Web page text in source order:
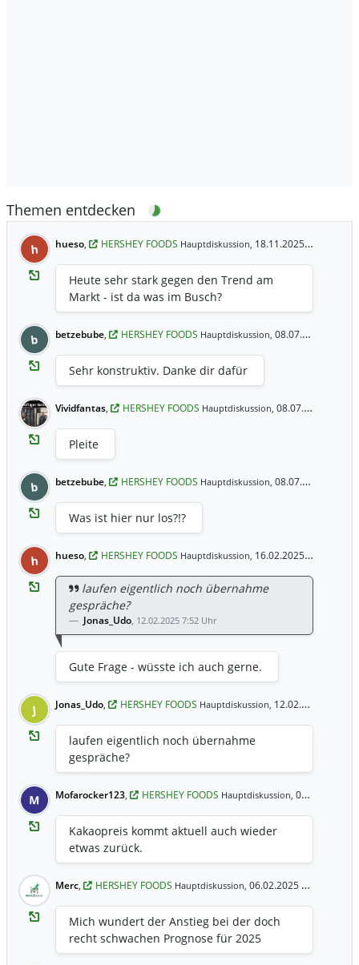
Themen entdecken
h hueso, HERSHEY FOODS Hauptdiskussion, 18.11.2025 17:41 Uhr
Heute sehr stark gegen den Trend am
Markt - ist da was im Busch?
b betzebube, HERSHEY FOODS Hauptdiskussion, 08.07.2025 17:14 Uhr
Sehr konstruktiv. Danke dir dafür
Vividfantas, HERSHEY FOODS Hauptdiskussion, 08.07.2025 16:51 Uhr
Pleite
b betzebube, HERSHEY FOODS Hauptdiskussion, 08.07.2025 16:45 Uhr
Was ist hier nur los?!?
h hueso, HERSHEY FOODS Hauptdiskussion, 16.02.2025 18:36 Uhr
laufen eigentlich noch übernahme
gespräche?
Jonas_Udo, 12.02.2025 7:52 Uhr
Gute Frage - wüsste ich auch gerne.
J Jonas_Udo, HERSHEY FOODS Hauptdiskussion, 12.02.2025 7:52 Uhr
laufen eigentlich noch übernahme
gespräche?
M Mofarocker123, HERSHEY FOODS Hauptdiskussion, 07.02.2025 6:22 Uhr
Kakaopreis kommt aktuell auch wieder
etwas zurück.
Merc, HERSHEY FOODS Hauptdiskussion, 06.02.2025 15:15 Uhr
Mich wundert der Anstieg bei der doch
recht schwachen Prognose für 2025